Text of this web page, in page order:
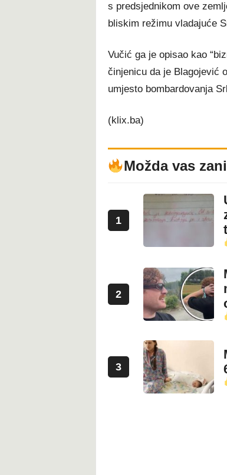
s predsjednikom ove
bliskim režimu vladajuće
Vučić ga je opisao kao
činjenicu da je Blagojević
umjesto bombardovanja
(klix.ba)
Možda vas
1
2
3